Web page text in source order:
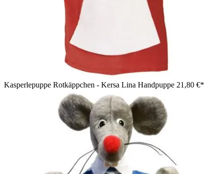
Kasperlepuppe Rotkäppchen - Kersa Lina Handpuppe 21,80 €*